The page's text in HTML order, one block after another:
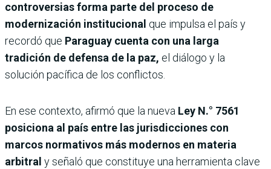
controversias forma parte del proceso de
modernización institucional que impulsa el país y
recordó que Paraguay cuenta con una larga
tradición de defensa de la paz, el diálogo y la
solución pacífica de los conflictos.
En ese contexto, afirmó que la nueva Ley N.° 7561
posiciona al país entre las jurisdicciones con
marcos normativos más modernos en materia
arbitral y señaló que constituye una herramienta clave